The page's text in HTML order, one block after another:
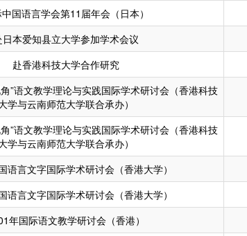
国语言学会第11届年会（日本）
日本爱知县立大学参加学术会议
赴香港科技大学合作研究
”语文教学理论与实践国际学术研讨会（香港科技
学与云南师范大学联合承办）
”语文教学理论与实践国际学术研讨会（香港科技
学与云南师范大学联合承办）
语言文字国际学术研讨会（香港大学）
语言文字国际学术研讨会（香港大学）
年国际语文教学研讨会（香港）